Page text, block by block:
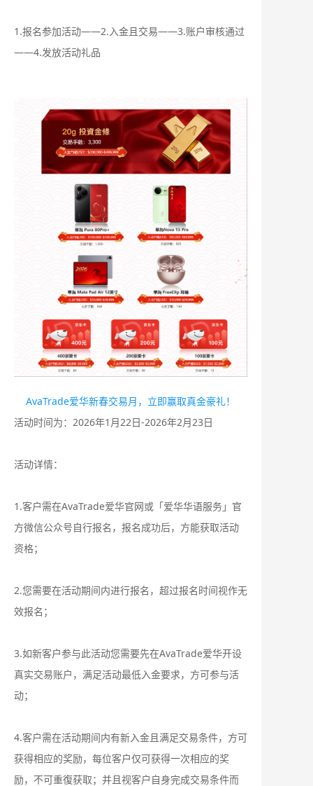
1.报名参加活动——2.入金且交易——3.账户审核通过
——4.发放活动礼品
AvaTrade爱华新春交易月，立即赢取真金豪礼！
活动时间为：2026年1月22日-2026年2月23日
活动详情：
1.客户需在AvaTrade爱华官网或「爱华华语服务」官
方微信公众号自行报名，报名成功后，方能获取活动
资格；
2.您需要在活动期间内进行报名，超过报名时间视作无
效报名；
3.如新客户参与此活动您需要先在AvaTrade爱华开设
真实交易账户，满足活动最低入金要求，方可参与活
动；
4.客户需在活动期间内有新入金且满足交易条件，方可
获得相应的奖励，每位客户仅可获得一次相应的奖
励，不可重復获取；并且视客户自身完成交易条件而